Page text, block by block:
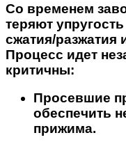
Со временем
теряют
сжатия/разжатия
Процесс идет
критичны:
Просевшие
обеспечить
прижима.